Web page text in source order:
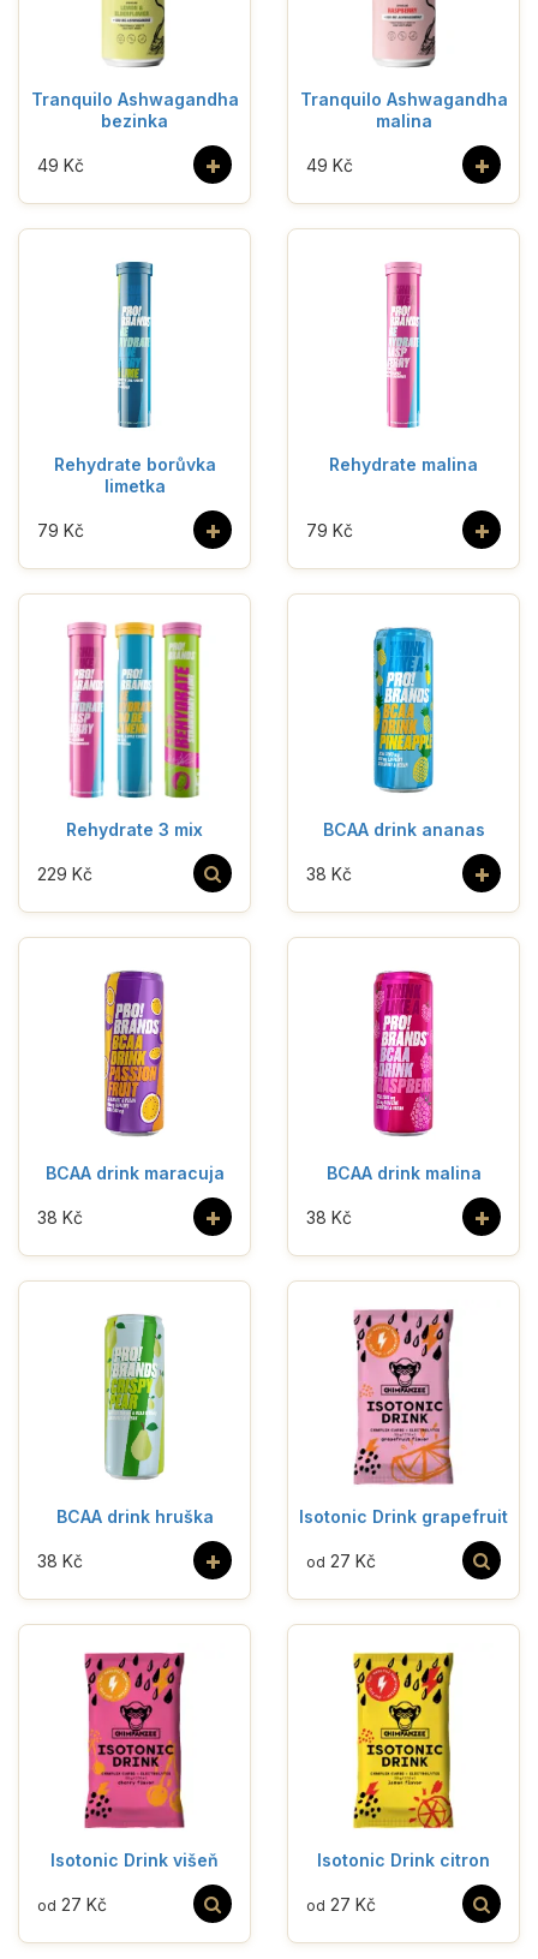
Tranquilo Ashwagandha
bezinka
+
49 Kč
Tranquilo Ashwagandha
malina
+
49 Kč
Rehydrate borůvka
limetka
+
79 Kč
Rehydrate malina
+
79 Kč
Rehydrate 3 mix
229 Kč
BCAA drink ananas
+
38 Kč
BCAA drink maracuja
+
38 Kč
BCAA drink malina
+
38 Kč
BCAA drink hruška
+
38 Kč
Isotonic Drink grapefruit
od 27 Kč
Isotonic Drink višeň
od 27 Kč
Isotonic Drink citron
od 27 Kč